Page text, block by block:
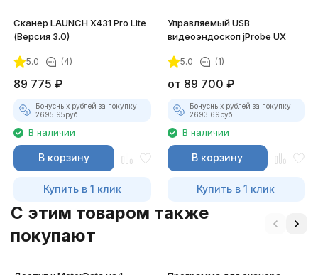
Сканер LAUNCH X431 Pro Lite
(Версия 3.0)
5.0 (4)
89 775 ₽
Бонусных рублей за покупку:
2695.95руб.
В наличии
В корзину
Купить в 1 клик
Управляемый USB
видеоэндоскоп jProbe UX
5.0 (1)
от 89 700 ₽
Бонусных рублей за покупку:
2693.69руб.
В наличии
В корзину
Купить в 1 клик
C этим товаром также
покупают